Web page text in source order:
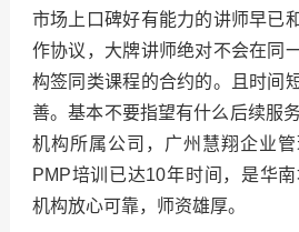
市场上口碑好有能力的讲师早已
作协议，大牌讲师绝对不会在同
构签同类课程的合约的。且时间
善。基本不要指望有什么后续服
机构所属公司，广州慧翔企业
PMP培训已达10年时间，是华南
机构放心可靠，师资雄厚。